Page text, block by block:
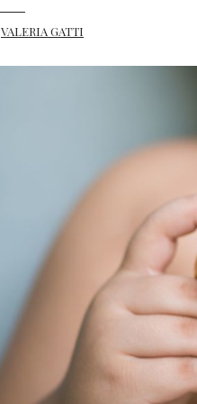
VALERIA GATTI